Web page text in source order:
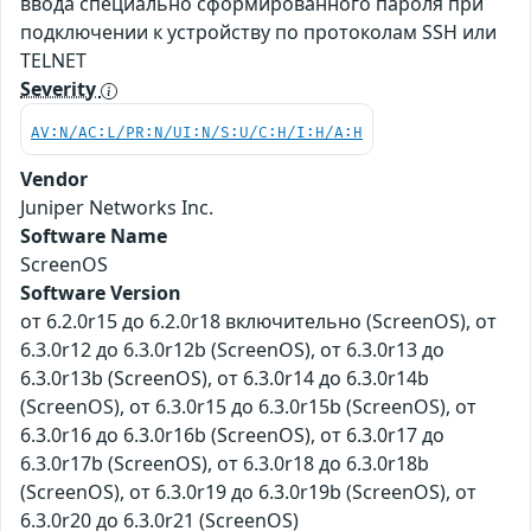
подключении к устройству по протоколам SSH или
TELNET
Severity
AV:N/AC:L/PR:N/UI:N/S:U/C:H/I:H/A:H
Vendor
Juniper Networks Inc.
Software Name
ScreenOS
Software Version
от 6.2.0r15 до 6.2.0r18 включительно (ScreenOS), от
6.3.0r12 до 6.3.0r12b (ScreenOS), от 6.3.0r13 до
6.3.0r13b (ScreenOS), от 6.3.0r14 до 6.3.0r14b
(ScreenOS), от 6.3.0r15 до 6.3.0r15b (ScreenOS), от
6.3.0r16 до 6.3.0r16b (ScreenOS), от 6.3.0r17 до
6.3.0r17b (ScreenOS), от 6.3.0r18 до 6.3.0r18b
(ScreenOS), от 6.3.0r19 до 6.3.0r19b (ScreenOS), от
6.3.0r20 до 6.3.0r21 (ScreenOS)